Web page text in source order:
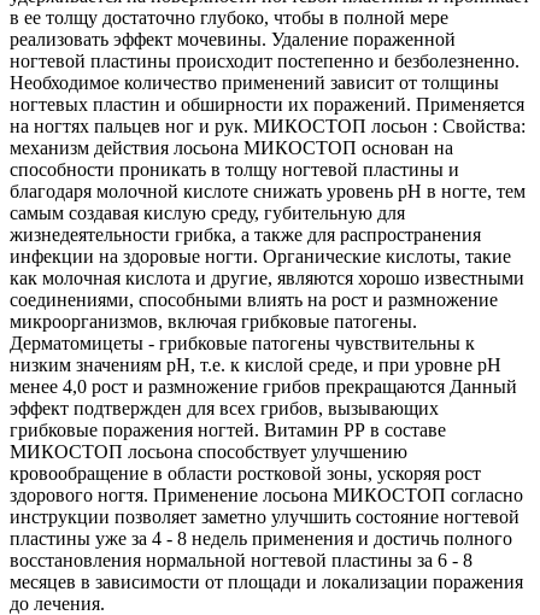
в ее толщу достаточно глубоко, чтобы в полной мере
реализовать эффект мочевины. Удаление пораженной
ногтевой пластины происходит постепенно и безболезненно.
Необходимое количество применений зависит от толщины
ногтевых пластин и обширности их поражений. Применяется
на ногтях пальцев ног и рук. МИКОСТОП лосьон : Свойства:
механизм действия лосьона МИКОСТОП основан на
способности проникать в толщу ногтевой пластины и
благодаря молочной кислоте снижать уровень рН в ногте, тем
самым создавая кислую среду, губительную для
жизнедеятельности грибка, а также для распространения
инфекции на здоровые ногти. Органические кислоты, такие
как молочная кислота и другие, являются хорошо известными
соединениями, способными влиять на рост и размножение
микроорганизмов, включая грибковые патогены.
Дерматомицеты - грибковые патогены чувствительны к
низким значениям рН, т.е. к кислой среде, и при уровне рН
менее 4,0 рост и размножение грибов прекращаются Данный
эффект подтвержден для всех грибов, вызывающих
грибковые поражения ногтей. Витамин РР в составе
МИКОСТОП лосьона способствует улучшению
кровообращение в области ростковой зоны, ускоряя рост
здорового ногтя. Применение лосьона МИКОСТОП согласно
инструкции позволяет заметно улучшить состояние ногтевой
пластины уже за 4 - 8 недель применения и достичь полного
восстановления нормальной ногтевой пластины за 6 - 8
месяцев в зависимости от площади и локализации поражения
до лечения.